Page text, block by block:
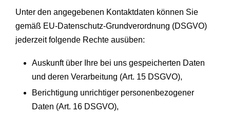
Unter den angegebenen Kontaktdaten können Sie
gemäß EU-Datenschutz-Grundverordnung (DSGVO)
jederzeit folgende Rechte ausüben:
Auskunft über Ihre bei uns gespeicherten Daten
und deren Verarbeitung (Art. 15 DSGVO),
Berichtigung unrichtiger personenbezogener
Daten (Art. 16 DSGVO),